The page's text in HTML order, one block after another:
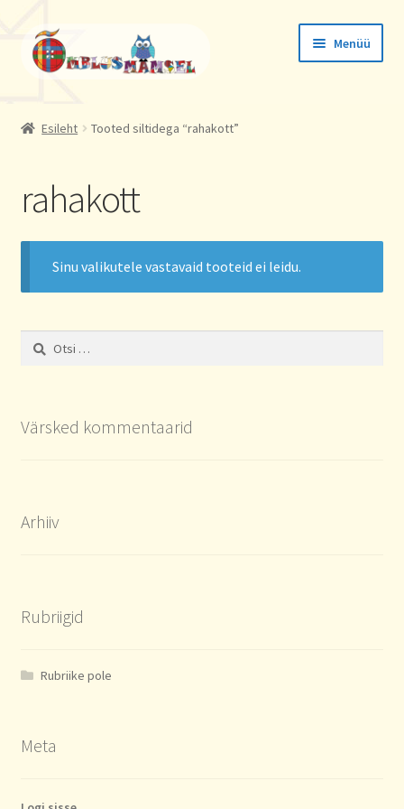
Liigu
navigeerimisele
Liigu
sisu
juurde
Menüü
Aadressid
Esileht Tooted siltidega “rahakott”
rahakott
Sinu valikutele vastavaid tooteid ei leidu.
Otsi:
Värsked kommentaarid
Arhiiv
Rubriigid
Rubriike pole
Meta